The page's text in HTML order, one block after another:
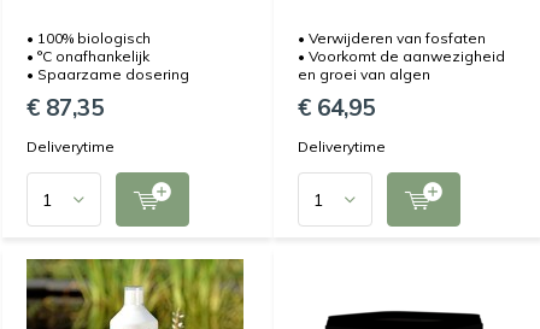
• 100% biologisch
• °C onafhankelijk
• Spaarzame dosering
€ 87,35
Deliverytime
• Verwijderen van fosfaten
• Voorkomt de aanwezigheid
en groei van algen
€ 64,95
Deliverytime